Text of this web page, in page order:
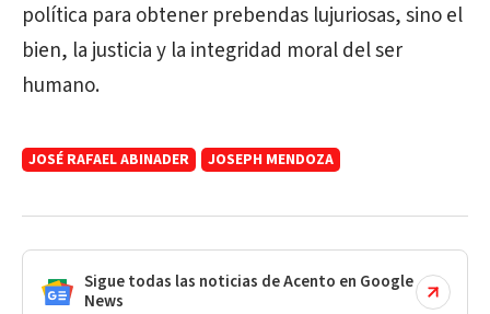
política para obtener prebendas lujuriosas, sino el
bien, la justicia y la integridad moral del ser
humano.
JOSÉ RAFAEL ABINADER JOSEPH MENDOZA
Sigue todas las noticias de Acento en Google
News